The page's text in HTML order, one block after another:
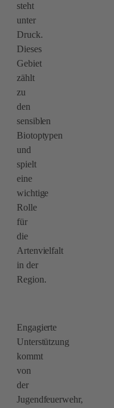
steht
unter
Druck.
Dieses
Gebiet
zählt
zu
den
sensiblen
Biotoptypen
und
spielt
eine
wichtige
Rolle
für
die
Artenvielfalt
in der
Region.
Engagierte
Unterstützung
kommt
von
der
Jugendfeuerwehr,